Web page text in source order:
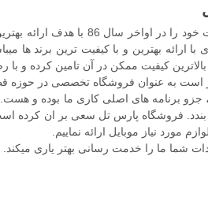
فروشگاه پارس تل
ارائه بهترین و با کیفیت ترین برند ها
کیفیت ممکن در آن تامین کرده و با
به عنوان فروشگاه تخصصی در حوزه
برنامه های اصلی کاری ما بوده و
فروشگاه پارس تل سعی بر ان کرده است
مورد نیاز موبایل ارائه نماییم.
شما ما را خدمت رسانی بهتر یاری میکند.